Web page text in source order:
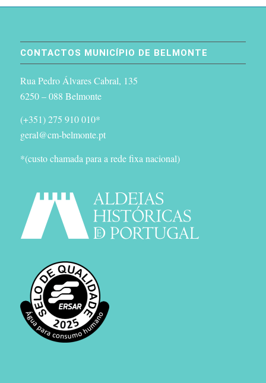
CONTACTOS MUNICÍPIO DE BELMONTE
Rua Pedro Álvares Cabral, 135
6250 – 088 Belmonte
(+351) 275 910 010*
geral@cm-belmonte.pt
*(custo chamada para a rede fixa nacional)